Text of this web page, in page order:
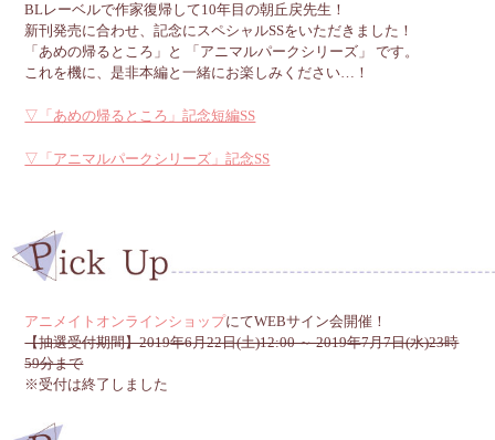
BLレーベルで作家復帰して10年目の朝丘戻先生！
新刊発売に合わせ、記念にスペシャルSSをいただきました！
「あめの帰るところ」と 「アニマルパークシリーズ」 です。
これを機に、是非本編と一緒にお楽しみください…！
▽「あめの帰るところ」記念短編SS
▽「アニマルパークシリーズ」記念SS
アニメイトオンラインショップにてWEBサイン会開催！
【抽選受付期間】2019年6月22日(土)12:00 ～ 2019年7月7日(水)23時
59分まで
※受付は終了しました